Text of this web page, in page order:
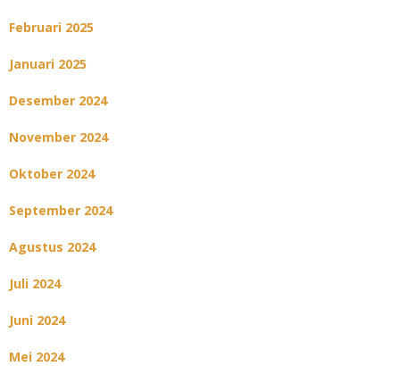
Februari 2025
Januari 2025
Desember 2024
November 2024
Oktober 2024
September 2024
Agustus 2024
Juli 2024
Juni 2024
Mei 2024